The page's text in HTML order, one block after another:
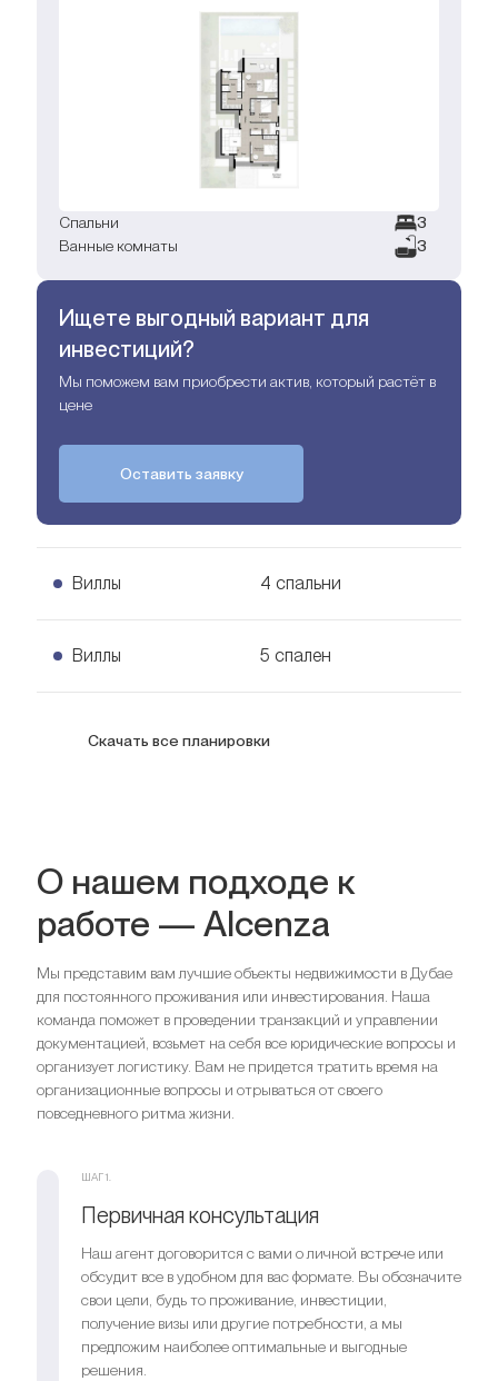
Спальни
3
Ванные комнаты
3
Ищете выгодный вариант для
инвестиций?
Мы поможем вам приобрести актив, который растёт в
цене
Оставить заявку
Виллы 4 спальни
4 спальни Виллы
Узнать цену328 кв. м.
Ванные комнаты
Ищете выгодный вариант для
инвестиций?
Мы поможем вам приобрести актив, который растёт в
цене
Виллы 5 спален
5 спален Виллы
Спальни
Ванные комнаты
5
Ищете выгодный вариант для
инвестиций?
Скачать все планировки
О нашем подходе к
работе — Alcenza
Мы представим вам лучшие объекты недвижимости в Дубае
для постоянного проживания или инвестирования. Наша
команда поможет в проведении транзакций и управлении
документацией, возьмет на себя все юридические вопросы и
организует логистику. Вам не придется тратить время на
организационные вопросы и отрываться от своего
повседневного ритма жизни.
ШАГ 1.
Первичная консультация
Наш агент договорится с вами о личной встрече или
обсудит все в удобном для вас формате. Вы обозначите
свои цели, будь то проживание, инвестиции,
получение визы или другие потребности, а мы
предложим наиболее оптимальные и выгодные
решения.